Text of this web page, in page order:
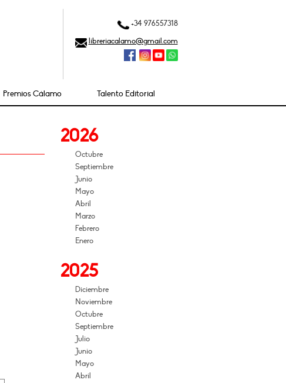
+34 976557318
libreriacalamo@gmail.com
Premios Cálamo Talento Editorial
2026
Octubre
Septiembre
Junio
Mayo
Abril
Marzo
Febrero
Enero
2025
Diciembre
Noviembre
Octubre
Septiembre
Julio
Junio
Mayo
Abril